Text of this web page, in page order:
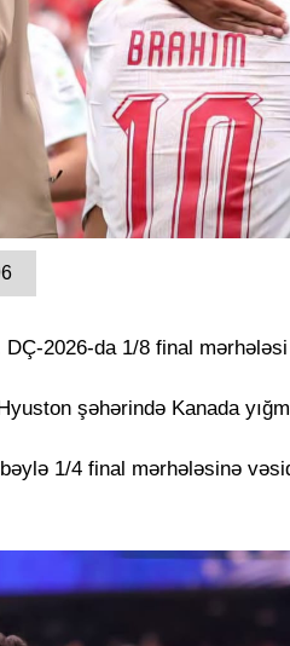
2026-da 1/8 final mərhələsi
şəhərində Kanada
1/4 final mərhələsinə